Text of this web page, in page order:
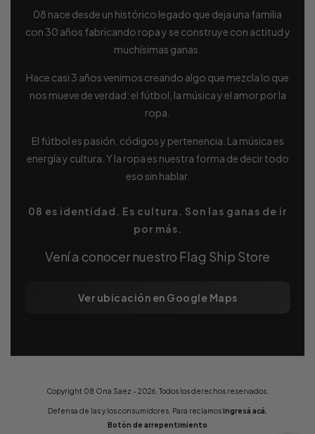
08 nace desde un histórico legado que deja una familia
con 30 años fabricando ropa y se construye con actitud y
muchísimas ganas.
Hace casi 3 años venimos creando algo que mezcla lo que
nos mueve de verdad: el fútbol, la música y el amor por la
ropa.
El fútbol es pasión, códigos y pertenencia. La música es
energía y cultura. Y la ropa es nuestra forma de decir todo
eso sin hablar.
08 es identidad. Es cultura. Son las ganas de ir
por más.
Vení a conocer nuestro Flag Ship Store
Ver ubicación en Google Maps
Copyright 08 Ona Saez - 2026. Todos los derechos reservados.
Defensa de las y los consumidores. Para reclamosingresá acá.
Botón de arrepentimiento